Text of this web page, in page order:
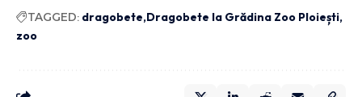
TAGGED: dragobete Dragobete la Grădina Zoo Ploiești
zoo